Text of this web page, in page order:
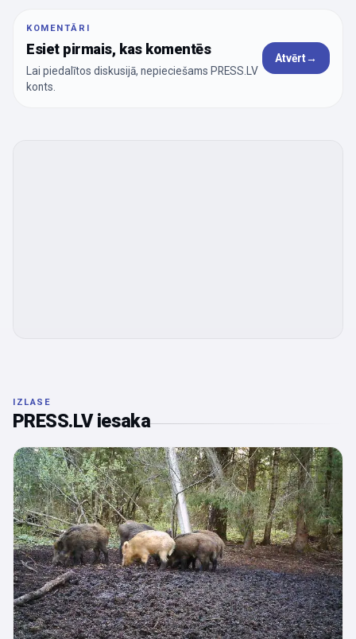
KOMENTĀRI
Esiet pirmais, kas komentēs
Lai piedalītos diskusijā, nepieciešams PRESS.LV
konts.
Atvērt→
IZLASE
PRESS.LV iesaka